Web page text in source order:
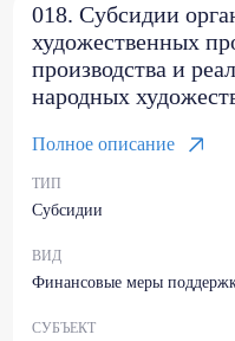
018. Субсидии
художественных
производства и
народных
Полное описание
ТИП
Субсидии
ВИД
Финансовые меры
СУБЪЕКТ